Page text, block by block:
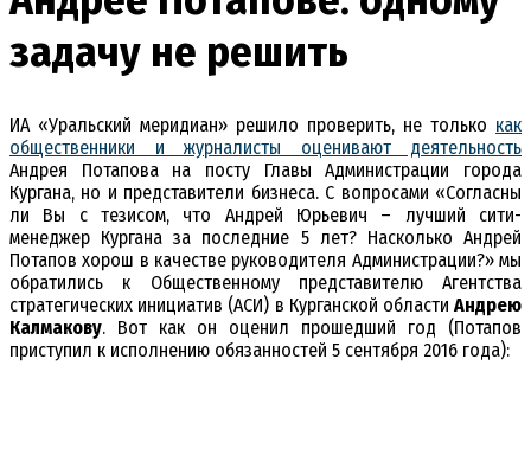
задачу не решить
ИА «Уральский меридиан» решило проверить, не только как
общественники и журналисты оценивают деятельность
Андрея Потапова на посту Главы Администрации города
Кургана, но и представители бизнеса. С вопросами «Согласны
ли Вы с тезисом, что Андрей Юрьевич – лучший сити-
менеджер Кургана за последние 5 лет? Насколько Андрей
Потапов хорош в качестве руководителя Администрации?» мы
обратились к Общественному представителю Агентства
стратегических инициатив (АСИ) в Курганской области Андрею
Калмакову. Вот как он оценил прошедший год (Потапов
приступил к исполнению обязанностей 5 сентября 2016 года):